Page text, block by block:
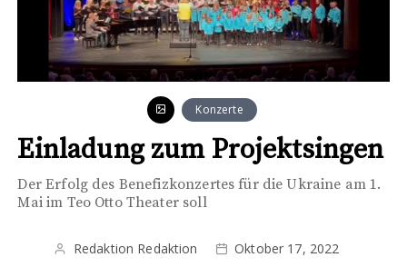
Konzerte
Einladung zum Projektsingen
Der Erfolg des Benefizkonzertes für die Ukraine am 1.
Mai im Teo Otto Theater soll
Redaktion Redaktion Oktober 17, 2022